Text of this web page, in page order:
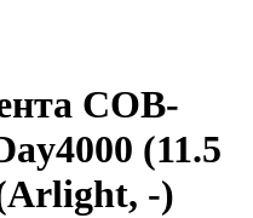
COB-
(11.5
-)